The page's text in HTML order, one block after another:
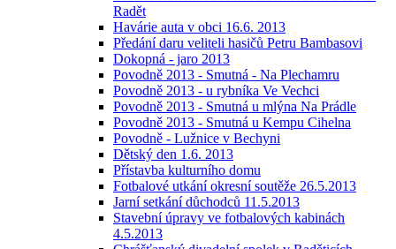
Radět
Havárie auta v obci 16.6. 2013
Předání daru veliteli hasičů Petru Bambasovi
Dokopná - jaro 2013
Povodně 2013 - Smutná - Na Plechamru
Povodně 2013 - u rybníka Ve Vechci
Povodně 2013 - Smutná u mlýna Na Prádle
Povodně 2013 - Smutná u Kempu Cihelna
Povodně - Lužnice v Bechyni
Dětský den 1.6. 2013
Přístavba kulturního domu
Fotbalové utkání okresní soutěže 26.5.2013
Jarní setkání důchodců 11.5.2013
Stavební úpravy ve fotbalových kabinách
4.5.2013